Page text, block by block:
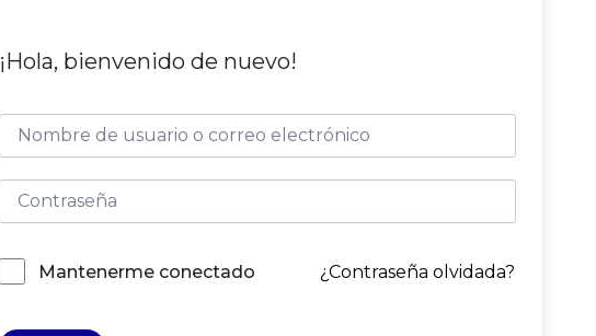
¡Hola, bienvenido de nuevo!
Mantenerme conectado ¿Contraseña olvidada?